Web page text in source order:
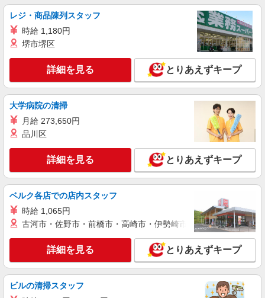
大阪府羽曳野市 ＊バイク通勤OK
詳細を見る
株式会社テクノ・サービス/お仕事No/0908654
キープ 詳細を見る
派遣社員
株式会社イープラネット(01030)
機械ＯＰ（ボタンを押すだけ♪）
時給1340円〜1675円
大阪府羽曳野市駒ヶ谷
キープ 詳細を見る
派遣社員
レジ・商品陳列スタッフ
時給 1,180円
堺市堺区
詳細を見る とりあえずキープ
大学病院の清掃
月給 273,650円
品川区
詳細を見る とりあえずキープ
ベルク各店での店内スタッフ
時給 1,065円
古河市・佐野市・前橋市・高崎市・伊勢崎市・太田市・館林市
詳細を見る とりあえずキープ
ビルの清掃スタッフ